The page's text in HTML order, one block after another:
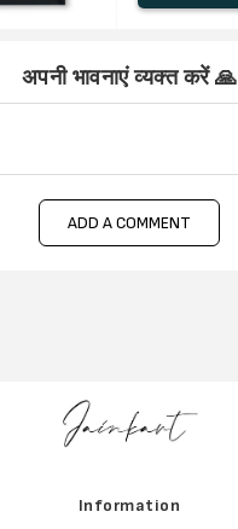
अपनी भावनाएं व्यक्त करें 🙏
ADD A COMMENT
Information